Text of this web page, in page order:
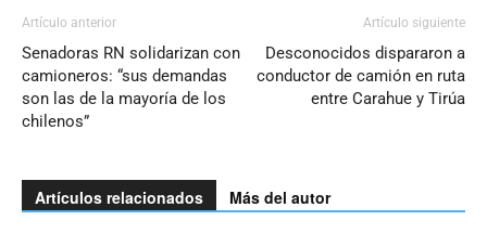
Artículo anterior
Senadoras RN solidarizan con
camioneros: “sus demandas
son las de la mayoría de los
chilenos”
Artículo siguiente
Desconocidos dispararon a
conductor de camión en ruta
entre Carahue y Tirúa
Artículos relacionados Más del autor